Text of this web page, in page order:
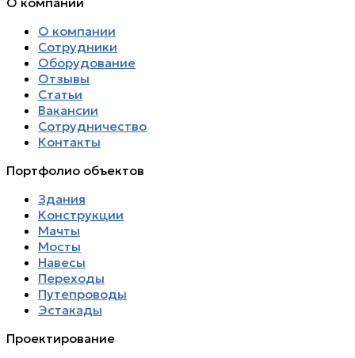
О компании
Сотрудники
Оборудование
Отзывы
Статьи
Вакансии
Сотрудничество
Контакты
Портфолио объектов
Здания
Конструкции
Мачты
Мосты
Навесы
Переходы
Путепроводы
Эстакады
Проектирование